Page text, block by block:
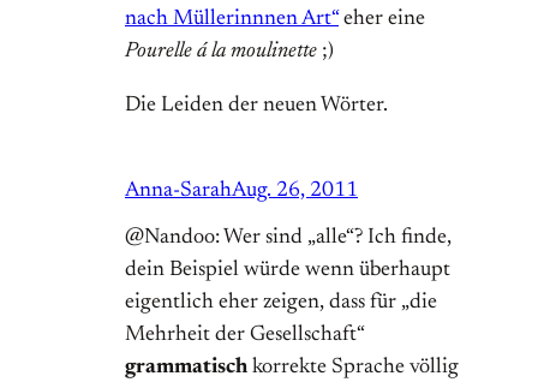
nach Müllerinnnen Art“ eher eine
Pourelle á la moulinette ;)
Die Leiden der neuen Wörter.
Anna-SarahAug. 26, 2011
@Nandoo: Wer sind „alle“? Ich finde,
dein Beispiel würde wenn überhaupt
eigentlich eher zeigen, dass für „die
Mehrheit der Gesellschaft“
grammatisch korrekte Sprache völlig